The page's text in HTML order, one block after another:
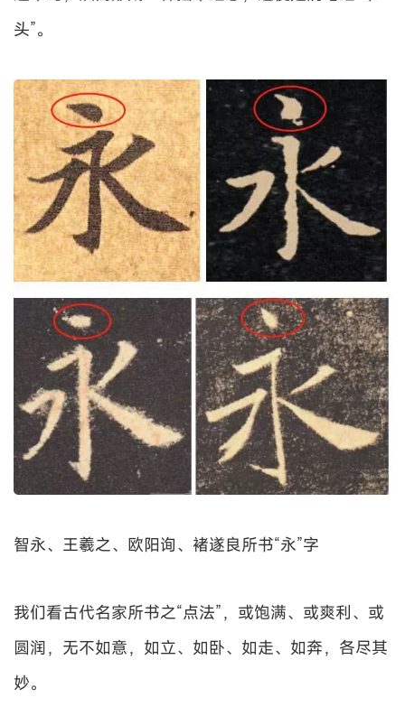
头”。
智永、王羲之、欧阳询、褚遂良所书“永”字
我们看古代名家所书之“点法”，或饱满、或爽利、或
圆润，无不如意，如立、如卧、如走、如奔，各尽其
妙。